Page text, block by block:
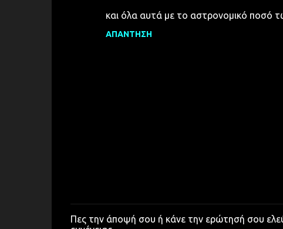
και όλα αυτά με το αστρονομικό ποσό
ΑΠΆΝΤΗΣΗ
Δ
Πες την άποψή σου ή κάνε την ερώτησή σου